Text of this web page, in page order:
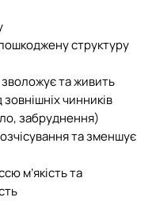
структуру
та живить
чинників
забруднення)
та зменшує
м’якість та